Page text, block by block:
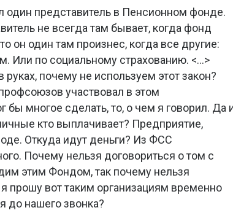
один представитель в Пенсионном фонде.
не всегда там бывает, когда фонд
он один там произнес, когда все другие:
Или по социальному страхованию. <…>
почему не используем этот закон?
участвовал в этом
бы многое сделать, то, о чем я говорил. Да
кто выплачивает? Предприятие,
Откуда идут деньги? Из ФСС
Почему нельзя договориться о том с
этим Фондом, так почему нельзя
прошу вот таким организациям временно
до нашего звонка?